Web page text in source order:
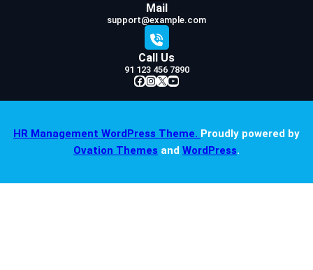
Mail
support@example.com
Call Us
91 123 456 7890
Facebook InstagramX YouTube
HR Management WordPress Theme. Proudly powered by
Ovation Themes and WordPress.